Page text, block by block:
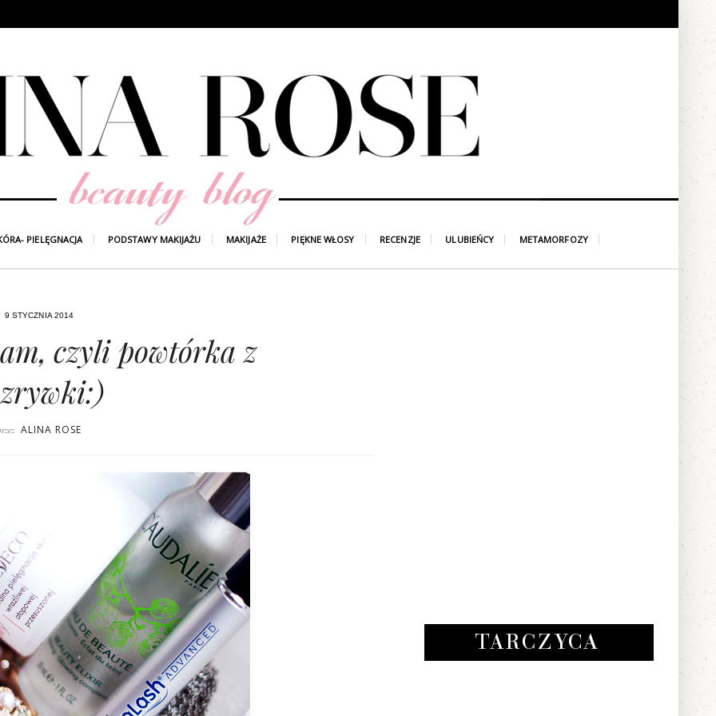
PIELĘGNACJA PODSTAWY MAKIJAŻU MAKIJAŻE PIĘKNE WŁOSY RECENZJE ULUBIEŃCY METAMORFOZY
9 STYCZNIA 2014
czyli powtórka z
ALINA ROSE